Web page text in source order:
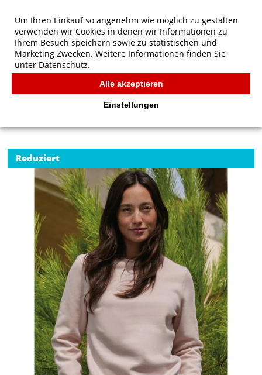
/ B&C QUEEN Crew Neck
Reduziert
Um Ihren Einkauf so angenehm wie möglich zu gestalten
verwenden wir Cookies in denen wir Informationen zu
Ihrem Besuch speichern sowie zu statistischen und
Marketing Zwecken. Weitere Informationen finden Sie
unter Datenschutz.
Alle akzeptieren
Einstellungen